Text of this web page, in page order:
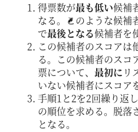
得票数が最も低い候補
なる。このような候補
で最後となる候補者を
この候補者のスコアは
る。この候補者のスコ
票について、 最初に リ
いない候補者にスコア
手順1と2を2回繰り返
の順位を求める。脱落
となる。